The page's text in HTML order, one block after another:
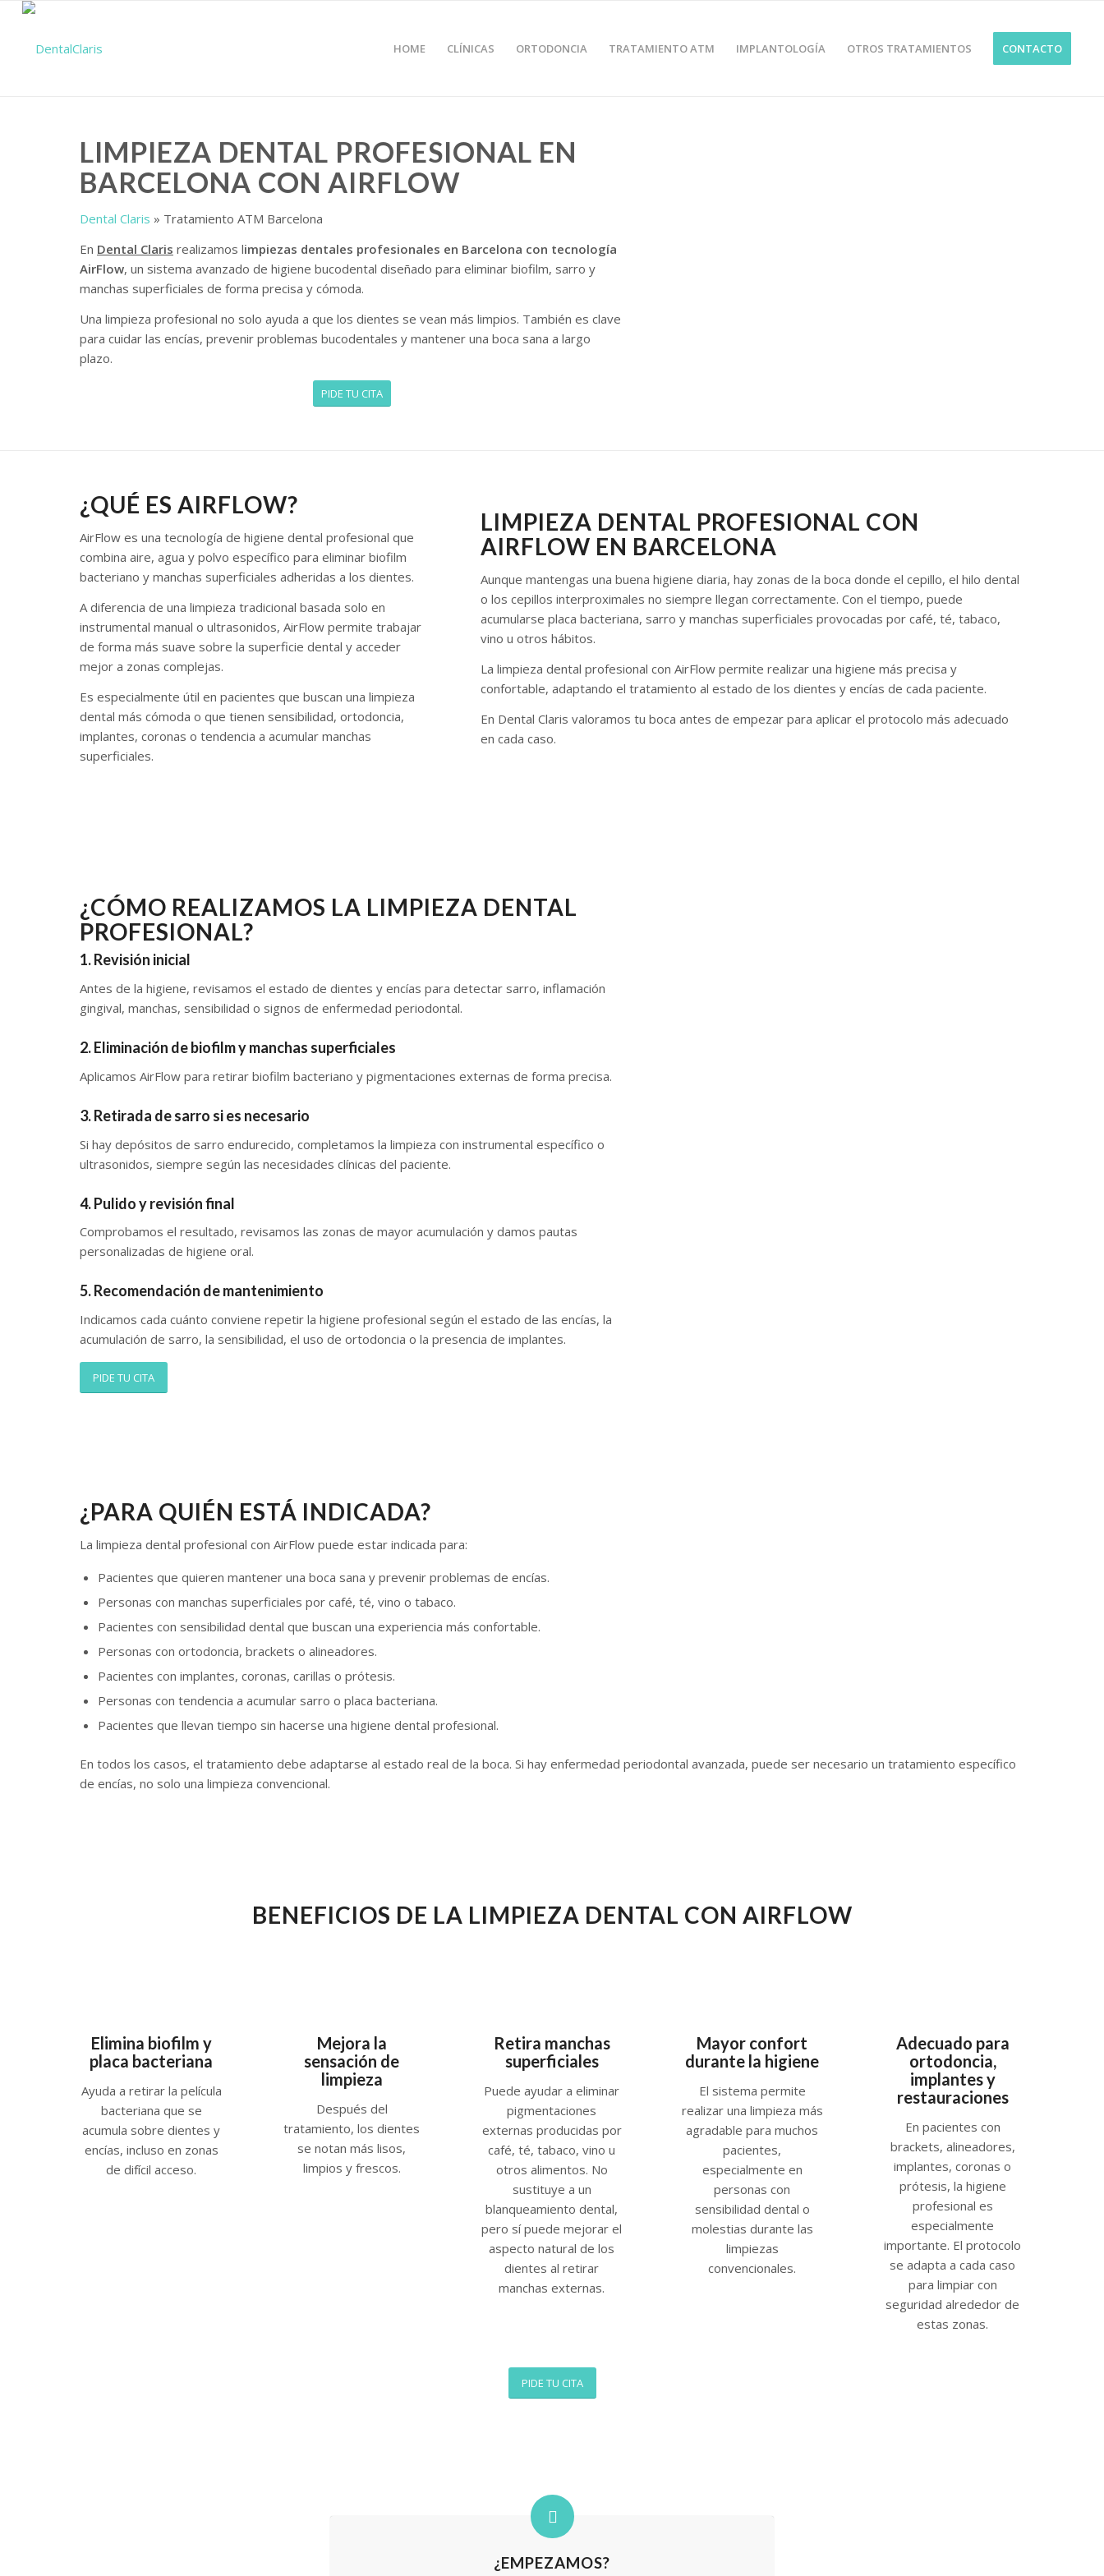
HOME CLÍNICAS ORTODONCIA TRATAMIENTO ATM IMPLANTOLOGÍA OTROS TRATAMIENTOS CONTACTO
LIMPIEZA DENTAL PROFESIONAL EN
BARCELONA CON AIRFLOW
Dental Claris » Tratamiento ATM Barcelona
En Dental Claris realizamos limpiezas dentales profesionales en Barcelona con tecnología
AirFlow, un sistema avanzado de higiene bucodental diseñado para eliminar biofilm, sarro y
manchas superficiales de forma precisa y cómoda.
Una limpieza profesional no solo ayuda a que los dientes se vean más limpios. También es clave
para cuidar las encías, prevenir problemas bucodentales y mantener una boca sana a largo
plazo.
PIDE TU CITA
¿QUÉ ES AIRFLOW?
AirFlow es una tecnología de higiene dental profesional que
combina aire, agua y polvo específico para eliminar biofilm
bacteriano y manchas superficiales adheridas a los dientes.
A diferencia de una limpieza tradicional basada solo en
instrumental manual o ultrasonidos, AirFlow permite trabajar
de forma más suave sobre la superficie dental y acceder
mejor a zonas complejas.
Es especialmente útil en pacientes que buscan una limpieza
dental más cómoda o que tienen sensibilidad, ortodoncia,
implantes, coronas o tendencia a acumular manchas
superficiales.
LIMPIEZA DENTAL PROFESIONAL CON
AIRFLOW EN BARCELONA
Aunque mantengas una buena higiene diaria, hay zonas de la boca donde el cepillo, el hilo dental
o los cepillos interproximales no siempre llegan correctamente. Con el tiempo, puede
acumularse placa bacteriana, sarro y manchas superficiales provocadas por café, té, tabaco,
vino u otros hábitos.
La limpieza dental profesional con AirFlow permite realizar una higiene más precisa y
confortable, adaptando el tratamiento al estado de los dientes y encías de cada paciente.
En Dental Claris valoramos tu boca antes de empezar para aplicar el protocolo más adecuado
en cada caso.
¿CÓMO REALIZAMOS LA LIMPIEZA DENTAL
PROFESIONAL?
1. Revisión inicial
Antes de la higiene, revisamos el estado de dientes y encías para detectar sarro, inflamación
gingival, manchas, sensibilidad o signos de enfermedad periodontal.
2. Eliminación de biofilm y manchas superficiales
Aplicamos AirFlow para retirar biofilm bacteriano y pigmentaciones externas de forma precisa.
3. Retirada de sarro si es necesario
Si hay depósitos de sarro endurecido, completamos la limpieza con instrumental específico o
ultrasonidos, siempre según las necesidades clínicas del paciente.
4. Pulido y revisión final
Comprobamos el resultado, revisamos las zonas de mayor acumulación y damos pautas
personalizadas de higiene oral.
5. Recomendación de mantenimiento
Indicamos cada cuánto conviene repetir la higiene profesional según el estado de las encías, la
acumulación de sarro, la sensibilidad, el uso de ortodoncia o la presencia de implantes.
PIDE TU CITA
¿PARA QUIÉN ESTÁ INDICADA?
La limpieza dental profesional con AirFlow puede estar indicada para:
Pacientes que quieren mantener una boca sana y prevenir problemas de encías.
Personas con manchas superficiales por café, té, vino o tabaco.
Pacientes con sensibilidad dental que buscan una experiencia más confortable.
Personas con ortodoncia, brackets o alineadores.
Pacientes con implantes, coronas, carillas o prótesis.
Personas con tendencia a acumular sarro o placa bacteriana.
Pacientes que llevan tiempo sin hacerse una higiene dental profesional.
En todos los casos, el tratamiento debe adaptarse al estado real de la boca. Si hay enfermedad periodontal avanzada, puede ser necesario un tratamiento específico
de encías, no solo una limpieza convencional.
BENEFICIOS DE LA LIMPIEZA DENTAL CON AIRFLOW
Elimina biofilm y
placa bacteriana
Ayuda a retirar la película
bacteriana que se
acumula sobre dientes y
encías, incluso en zonas
de difícil acceso.
Mejora la
sensación de
limpieza
Después del
tratamiento, los dientes
se notan más lisos,
limpios y frescos.
Retira manchas
superficiales
Puede ayudar a eliminar
pigmentaciones
externas producidas por
café, té, tabaco, vino u
otros alimentos. No
sustituye a un
blanqueamiento dental,
pero sí puede mejorar el
aspecto natural de los
dientes al retirar
manchas externas.
Mayor confort
durante la higiene
El sistema permite
realizar una limpieza más
agradable para muchos
pacientes,
especialmente en
personas con
sensibilidad dental o
molestias durante las
limpiezas
convencionales.
Adecuado para
ortodoncia,
implantes y
restauraciones
En pacientes con
brackets, alineadores,
implantes, coronas o
prótesis, la higiene
profesional es
especialmente
importante. El protocolo
se adapta a cada caso
para limpiar con
seguridad alrededor de
estas zonas.
PIDE TU CITA
¿EMPEZAMOS?